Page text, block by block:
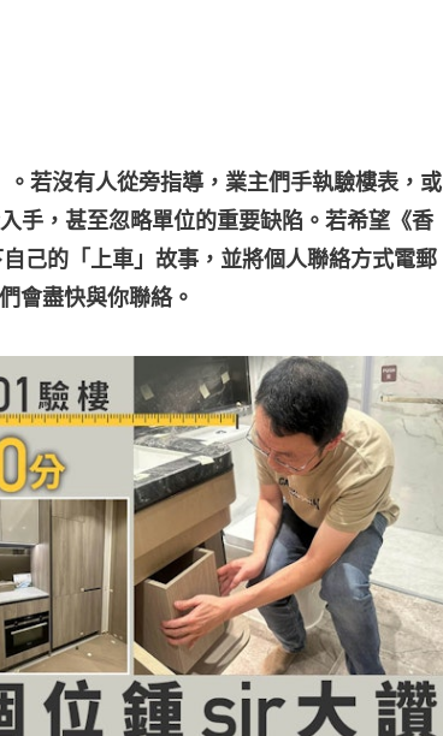
若沒有人從旁指導，業主們手執驗樓表，或
手，甚至忽略單位的重要缺陷。若希望《香
己的「上車」故事，並將個人聯絡方式電郵
會盡快與你聯絡。